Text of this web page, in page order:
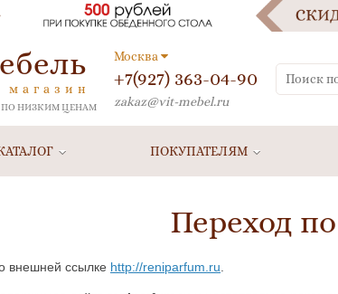
магазин
ПО НИЗКИМ ЦЕНАМ
Москва
+7(927) 363-04-90
zakaz@vit-mebel.ru
ПОКУПАТЕЛЯМ
Переход
внешней ссылке http://reniparfum.ru